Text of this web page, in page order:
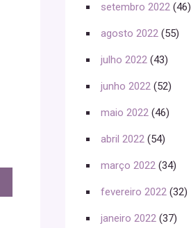
setembro 2022 (46)
agosto 2022 (55)
julho 2022 (43)
junho 2022 (52)
maio 2022 (46)
abril 2022 (54)
março 2022 (34)
fevereiro 2022 (32)
janeiro 2022 (37)